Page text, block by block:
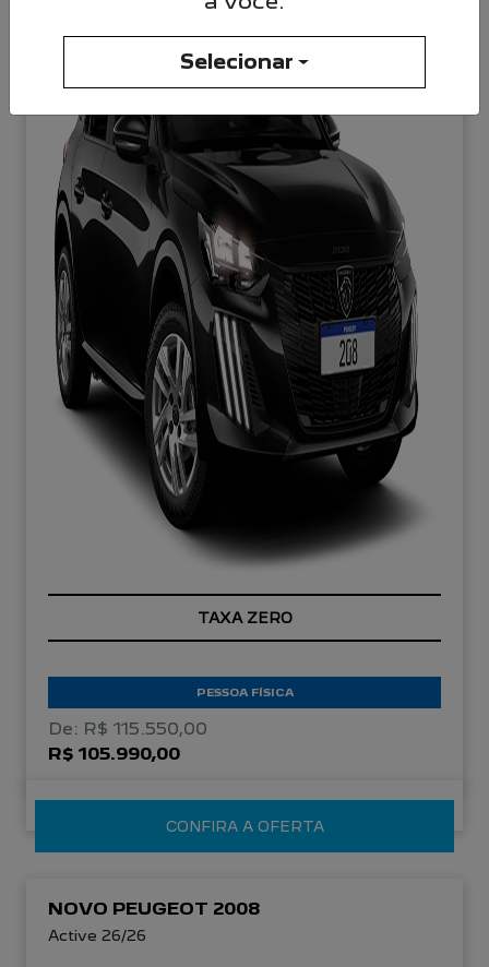
TAXA ZERO
PESSOA FÍSICA
De: R$ 115.550,00
R$ 105.990,00
CONFIRA A OFERTA
NOVO PEUGEOT 2008
Active 26/26
Selecionar